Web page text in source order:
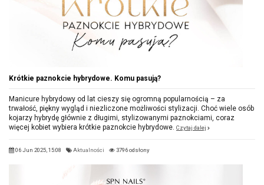
Krótkie paznokcie hybrydowe. Komu pasują?
Manicure hybrydowy od lat cieszy się ogromną popularnością – za
trwałość, piękny wygląd i niezliczone możliwości stylizacji. Choć wiele osób
kojarzy hybrydę głównie z długimi, stylizowanymi paznokciami, coraz
więcej kobiet wybiera krótkie paznokcie hybrydowe. Czytaj dalej
06 Jun 2025, 15:08 Aktualności 3796 odsłony